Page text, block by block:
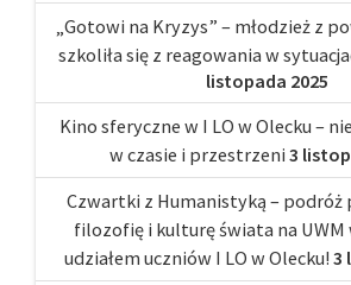
„Gotowi na Kryzys” – młodzież z
szkoliła się z reagowania w
listopada 2025
Kino sferyczne w I LO w Olecku –
w czasie i przestrzeni 3
Czwartki z Humanistyką – podróż
filozofię i kulturę świata na UWM
udziałem uczniów I LO w Olecku! 3